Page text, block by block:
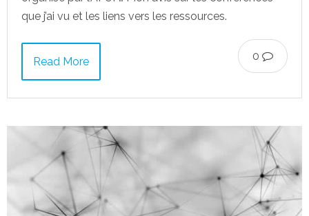
que j’ai vu et les liens vers les ressources.
0
Read More